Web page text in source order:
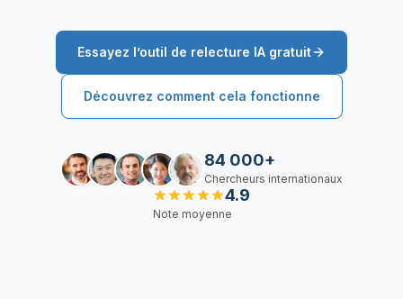
Essayez l’outil de relecture IA gratuit
Découvrez comment cela fonctionne
84 000+
Chercheurs internationaux
4.9
Note moyenne